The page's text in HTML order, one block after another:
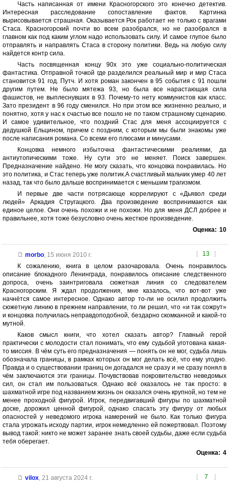
Часть написанная от имени Красногорского это конечно детектив.
Интересная расследование сопоставление фактов. Картинка
вырисовывается страшная. Оказывается Рок работает не только с врагами
Стаса. Красногорский почти во всем разобрался, но не разобрался в
главном как под каким углом надо использовать силу. И самое глупое было
отправлять и направлять Стаса в сторону политики. Ведь на любую силу
найдется контр сила.
Часть посвященная концу 90х это уже социально-политическая
фантастика. Отправной точкой где разделился реальный мир и мир Стаса
становится 91 год. Путч. И хотя роман закончен в 95 события с 91 пошли
другим путем. Не было мятежа 93, но была все нарастающая сила
фашистов, не выплеснувших в 93. Почему-то нету коммунистов как класс.
Зато президент в 96 году сменился. Но при этом все жизненно реально, и
понятно, хотя у нас к счастью все пошло не по таком страшному сценарию.
И самое удивительное, что поздний Стас для меня ассоциируется с
дедушкой Ельцином, причем с поздним, с которым мы были знакомы уже
после написания романа. Со всеми его плюсами и минусами.
Концовка немного избыточна фантастическими реалиями, да
антиутопическими тоже. Ну сути это не меняет. Поиск завершен.
Предназначение найдено. Не могу сказать, что концовка понравилась. Но
это политика, и Стас теперь уже политик.А счастливый мальчик умер 40 лет
назад, так что было дальше воспринимается с меньшим трагизмом.
И первые две части потрясающе коррелируют с «Дьявол среди
людей» Аркадия Стругацкого. Два произведение воспринимаются как
единое целое. Они очень похожи и не похожи. Но для меня ДСЛ добрее и
правильнее, хотя тоже безусловно очень жесткое произведение.
Оценка: 10
[ 13 ]
morbo, 15 июня 2010 г.
К сожалению, книга в целом разочаровала. Очень понравилось
описание блокадного Ленинграда, понравилось описание следственного
допроса, очень заинтриговала сюжетная линия со следователем
Красногорским. Я ждал продолжения, мне казалось, что вот-вот уже
начнётся самое интересное. Однако автор то-ли не осилил продолжить
сюжетную линию в прежнем направлении, то ли решил, что «и так сожрут»
и концовка получилась неправдоподобной, бездарно скомканной и какой-то
мутной.
Каков смысл книги, что хотел сказать автор? Главный герой
практически с молодости стал понимать, что ему судьбой уготована какая-
то миссия. В чём суть его предназначения — понять он не мог, судьба лишь
обозначала границы, в рамках которых он мог делать всё, что ему угодно.
Правда и о существовании границ он догадался не сразу и не сразу понял в
чём заключаются эти границы. Почувствовав покровительство неведомых
сил, он стал им пользоваться. Однако всё оказалось не так просто: в
шахматной игре под названием жизнь он оказался очень крупной, но тем не
менее проходной фигурой. Игрок, передвигавший фигуры по шахматной
доске, дорожил ценной фигурой, однако спасать эту фигуру от любых
опасностей у неведомого игрока намерений не было. Как только фигура
стала угрожать исходу партии, игрок немедленно ей пожертвовал. Поэтому
вывод такой: никто не может заранее знать своей судьбы, даже если судьба
тебя оберегает.
Оценка: 4
[ 7 ]
vilox, 21 августа 2024 г.